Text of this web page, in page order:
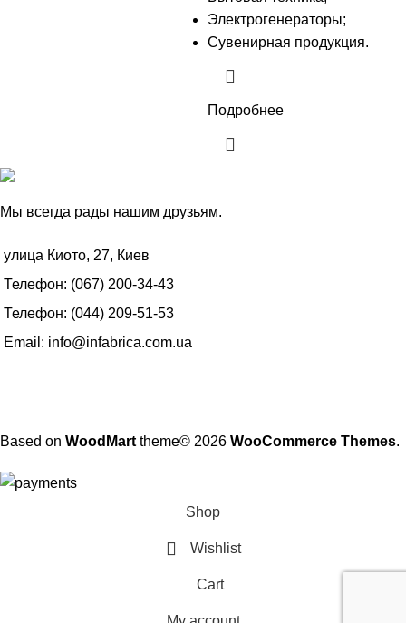
Электрогенераторы;
Сувенирная продукция.
Подробнее
Мы всегда рады нашим друзьям.
улица Киото, 27, Киев
Телефон: (067) 200-34-43
Телефон: (044) 209-51-53
Email: info@infabrica.com.ua
Based on WoodMart theme© 2026 WooCommerce Themes.
Shop
Wishlist
Cart